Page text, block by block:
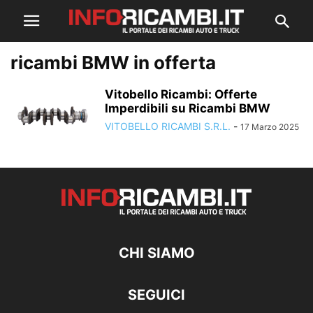
ricambi BMW in offerta
Vitobello Ricambi: Offerte
Imperdibili su Ricambi BMW
VITOBELLO RICAMBI S.R.L. - 17 Marzo 2025
CHI SIAMO
SEGUICI